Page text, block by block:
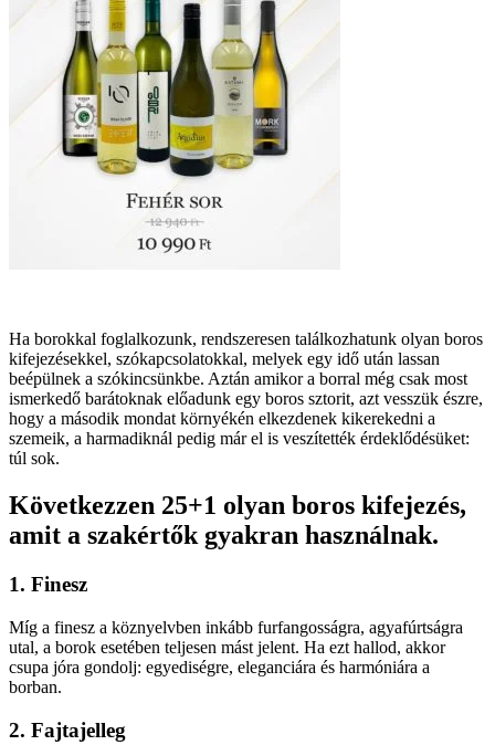
Ha borokkal foglalkozunk, rendszeresen találkozhatunk olyan boros
kifejezésekkel, szókapcsolatokkal, melyek egy idő után lassan
beépülnek a szókincsünkbe. Aztán amikor a borral még csak most
ismerkedő barátoknak előadunk egy boros sztorit, azt vesszük észre,
hogy a második mondat környékén elkezdenek kikerekedni a
szemeik, a harmadiknál pedig már el is veszítették érdeklődésüket:
túl sok.
Következzen 25+1 olyan boros kifejezés,
amit a szakértők gyakran használnak.
1. Finesz
Míg a finesz a köznyelvben inkább furfangosságra, agyafúrtságra
utal, a borok esetében teljesen mást jelent. Ha ezt hallod, akkor
csupa jóra gondolj: egyediségre, eleganciára és harmóniára a
borban.
2. Fajtajelleg